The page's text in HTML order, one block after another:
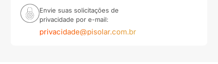
Envie suas solicitações de
privacidade por e-mail:
privacidade@pisolar.com.br